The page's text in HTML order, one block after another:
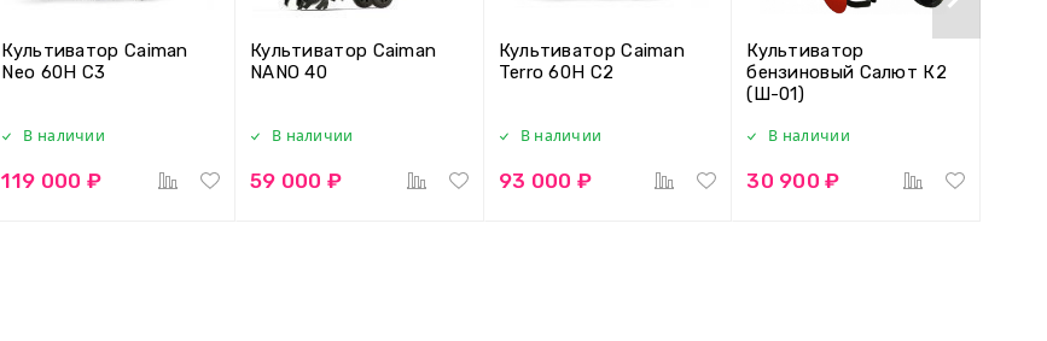
Культиватор Caiman
Neo 60H C3
В наличии
119 000 ₽
Культиватор Caiman
NANO 40
В наличии
59 000 ₽
Культиватор Caiman
Terro 60H C2
В наличии
93 000 ₽
Культиватор
бензиновый Салют К2
(Ш-01)
В наличии
30 900 ₽